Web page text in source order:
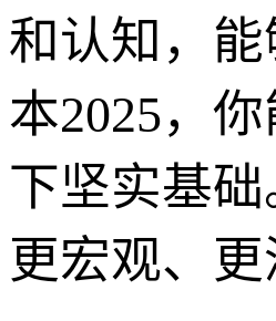
和认知，
本2025，
下坚实基
更宏观、